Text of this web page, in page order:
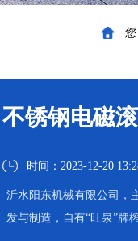
您
不锈钢电磁
时间：2023-12-20
沂水阳东机械有限公司，
发与制造，自有“旺泉”牌